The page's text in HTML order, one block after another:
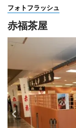
フォトフラッシュ
赤福茶屋